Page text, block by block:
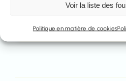
Voir la liste des
Politique en matière de cookies